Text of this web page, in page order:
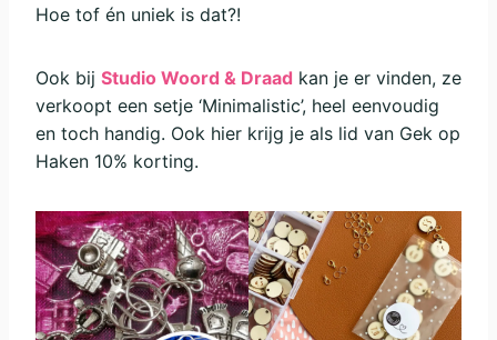
Hoe tof én uniek is dat?!
Ook bij Studio Woord & Draad kan je er vinden, ze
verkoopt een setje ‘Minimalistic’, heel eenvoudig
en toch handig. Ook hier krijg je als lid van Gek op
Haken 10% korting.